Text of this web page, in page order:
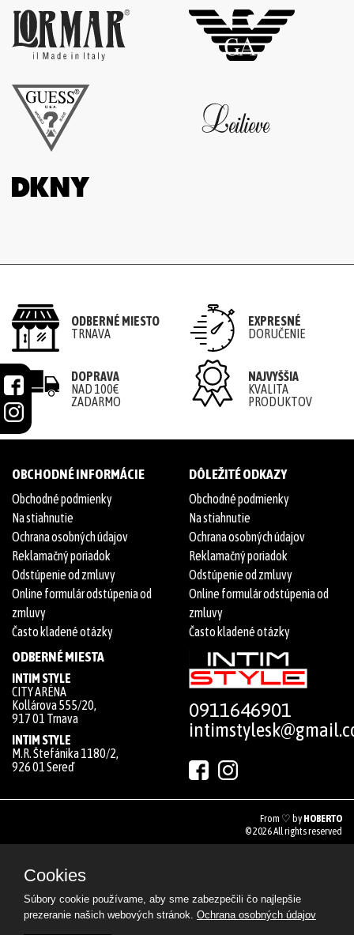
ODBERNÉ MIESTO
TRNAVA
EXPRESNÉ
DORUČENIE
DOPRAVA
NAD 100€
ZADARMO
NAJVYŠŠIA
KVALITA
PRODUKTOV
OBCHODNÉ INFORMÁCIE
Obchodné podmienky
Na stiahnutie
Ochrana osobných údajov
Reklamačný poriadok
Odstúpenie od zmluvy
Online formulár odstúpenia od
zmluvy
Často kladené otázky
DÔLEŽITÉ ODKAZY
Obchodné podmienky
Na stiahnutie
Ochrana osobných údajov
Reklamačný poriadok
Odstúpenie od zmluvy
Online formulár odstúpenia od
zmluvy
Často kladené otázky
ODBERNÉ MIESTA
INTIM STYLE
CITY ARÉNA
Kollárova 555/20,
917 01 Trnava
INTIM STYLE
M.R. Štefánika 1180/2,
926 01 Sereď
0911646901
From ♡ by HOBERTO
© 2026 All rights reserved
Cookies
Súbory cookie používame, aby sme zabezpečili čo najlepšie
prezeranie našich webových stránok. Ochrana osobných údajov